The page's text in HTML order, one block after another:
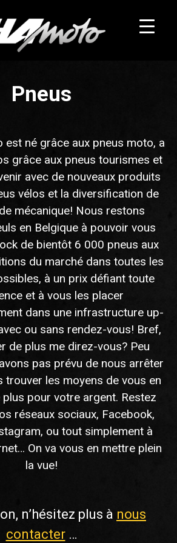
Pneus
est né grâce aux pneus moto, a
grâce aux pneus tourismes et
avec de nouveaux produits
vélos et la diversification de
mécanique! Nous restons
en Belgique à pouvoir vous
de bientôt 6 000 pneus aux
du marché dans toutes les
à un prix défiant toute
et à vous les placer
dans une infrastructure up-
ou sans rendez-vous! Bref,
de plus me direz-vous? Peu
pas prévu de nous arrêter
trouver les moyens de vous en
pour votre argent. Restez
réseaux sociaux, Facebook,
ou tout simplement à
On va vous en mettre plein
la vue!
n’hésitez plus à nous
contacter…